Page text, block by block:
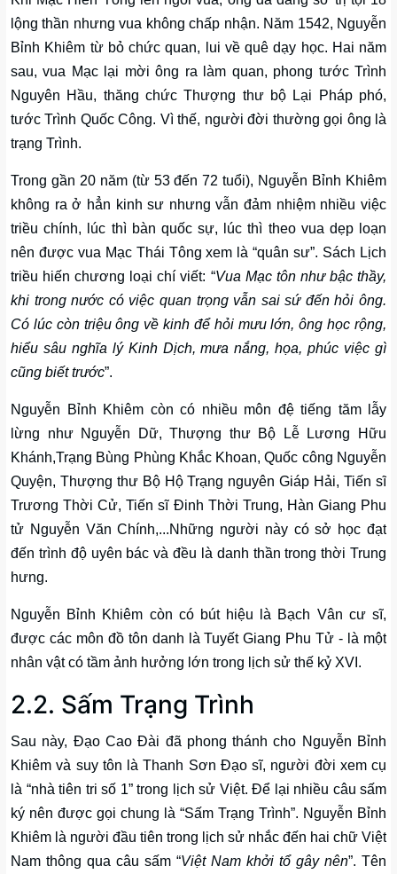
lộng thần nhưng vua không chấp nhận. Năm 1542, Nguyễn
Bỉnh Khiêm từ bỏ chức quan, lui về quê dạy học. Hai năm
sau, vua Mạc lại mời ông ra làm quan, phong tước Trình
Nguyên Hầu, thăng chức Thượng thư bộ Lại Pháp phó,
tước Trình Quốc Công. Vì thế, người đời thường gọi ông là
trạng Trình.
Trong gần 20 năm (từ 53 đến 72 tuổi), Nguyễn Bỉnh Khiêm
không ra ở hẳn kinh sư nhưng vẫn đảm nhiệm nhiều việc
triều chính, lúc thì bàn quốc sự, lúc thì theo vua dẹp loạn
nên được vua Mạc Thái Tông xem là “quân sư”. Sách Lịch
triều hiến chương loại chí viết: “Vua Mạc tôn như bậc thầy,
khi trong nước có việc quan trọng vẫn sai sứ đến hỏi ông.
Có lúc còn triệu ông về kinh để hỏi mưu lớn, ông học rộng,
hiểu sâu nghĩa lý Kinh Dịch, mưa nắng, họa, phúc việc gì
cũng biết trước”.
Nguyễn Bỉnh Khiêm còn có nhiều môn đệ tiếng tăm lẫy
lừng như Nguyễn Dữ, Thượng thư Bộ Lễ Lương Hữu
Khánh,Trạng Bùng Phùng Khắc Khoan, Quốc công Nguyễn
Quyện, Thượng thư Bộ Hộ Trạng nguyên Giáp Hải, Tiến sĩ
Trương Thời Cử, Tiến sĩ Đinh Thời Trung, Hàn Giang Phu
tử Nguyễn Văn Chính,...Những người này có sở học đạt
đến trình độ uyên bác và đều là danh thần trong thời Trung
hưng.
Nguyễn Bỉnh Khiêm còn có bút hiệu là Bạch Vân cư sĩ,
được các môn đồ tôn danh là Tuyết Giang Phu Tử - là một
nhân vật có tầm ảnh hưởng lớn trong lịch sử thế kỷ XVI.
2.2. Sấm Trạng Trình
Sau này, Đạo Cao Đài đã phong thánh cho Nguyễn Bỉnh
Khiêm và suy tôn là Thanh Sơn Đạo sĩ, người đời xem cụ
là “nhà tiên tri số 1” trong lịch sử Việt. Để lại nhiều câu sấm
ký nên được gọi chung là “Sấm Trạng Trình”. Nguyễn Bỉnh
Khiêm là người đầu tiên trong lịch sử nhắc đến hai chữ Việt
Nam thông qua câu sấm “Việt Nam khởi tổ gây nên”. Tên